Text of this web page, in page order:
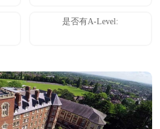
是否有A-Level: